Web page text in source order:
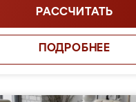
РАССЧИТАТЬ
ПОДРОБНЕЕ